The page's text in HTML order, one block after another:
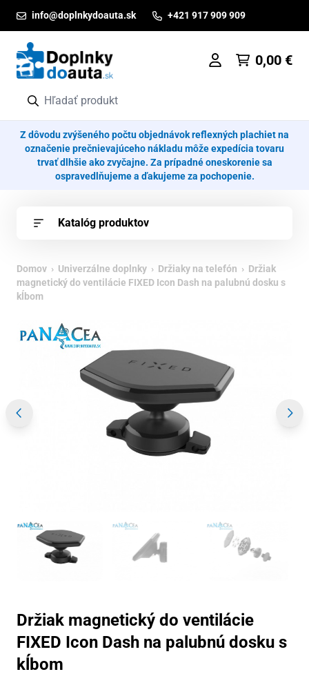
info@doplnkydoauta.sk +421 917 909 909
0,00 €
Z dôvodu zvýšeného počtu objednávok reflexných plachiet na
označenie prečnievajúceho nákladu môže expedícia tovaru
trvať dlhšie ako zvyčajne. Za prípadné oneskorenie sa
ospravedlňujeme a ďakujeme za pochopenie.
Katalóg produktov
Domov › Univerzálne doplnky › Držiaky na telefón › Držiak
magnetický do ventilácie FIXED Icon Dash na palubnú dosku s
kĺbom
Držiak magnetický do ventilácie
FIXED Icon Dash na palubnú dosku s
kĺbom